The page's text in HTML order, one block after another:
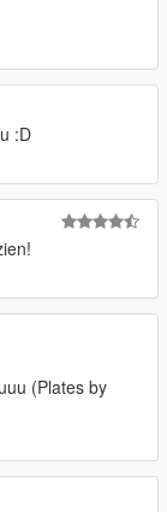
:D
(Plates by